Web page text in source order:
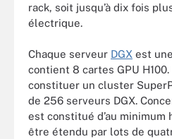
rack, soit jusqu’à dix fois
électrique.
Chaque serveur DGX est
contient 8 cartes GPU
constituer un cluster
de 256 serveurs DGX.
est constitué d’au
être étendu par lots de